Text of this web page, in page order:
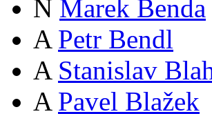
N Marek Benda
A Petr Bendl
A Stanislav
A Pavel Blažek